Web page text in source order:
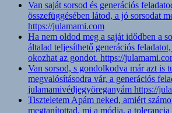
Van saját sorsod és generációs
összefüggésében látod, a jó sorsodat
https://julamami.com
Ha nem oldod meg a saját idődben a
általad teljesíthető generációs
okozhat az gondot. https://
Van sorsod, s gondolkodva már azt is
megvalósításodra vár, a generációs
julamamivédjegyöreganyám https://
Tiszteletem Apám neked, amiért
megtanítottad, mi a módja, a